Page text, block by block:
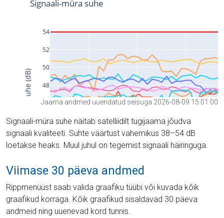
Jaama andmed uuendatud seisuga 2026-08-09 15:01:00
Signaali-müra suhe näitab satelliidilt tugijaama jõudva
signaali kvaliteeti. Suhte väärtust vahemikus 38–54 dB
loetakse heaks. Muul juhul on tegemist signaali häiringuga.
Viimase 30 päeva andmed
Rippmenüüst saab valida graafiku tüübi või kuvada kõik
graafikud korraga. Kõik graafikud sisaldavad 30 päeva
andmeid ning uuenevad kord tunnis.